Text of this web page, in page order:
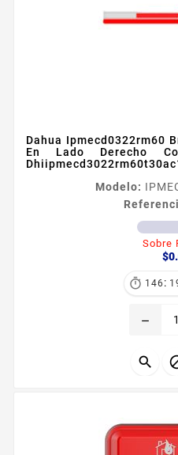
Dahua Ipmecd0322rm60
En Lado Derecho
Modelo:
Sobre
 146 :
remove
